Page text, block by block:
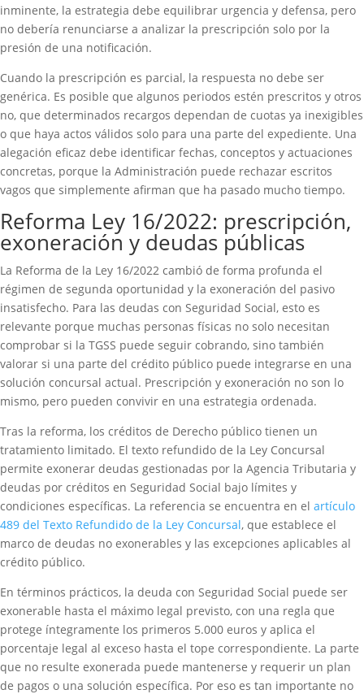
inminente, la estrategia debe equilibrar urgencia y defensa, pero
no debería renunciarse a analizar la prescripción solo por la
presión de una notificación.
Cuando la prescripción es parcial, la respuesta no debe ser
genérica. Es posible que algunos periodos estén prescritos y otros
no, que determinados recargos dependan de cuotas ya inexigibles
o que haya actos válidos solo para una parte del expediente. Una
alegación eficaz debe identificar fechas, conceptos y actuaciones
concretas, porque la Administración puede rechazar escritos
vagos que simplemente afirman que ha pasado mucho tiempo.
Reforma Ley 16/2022: prescripción,
exoneración y deudas públicas
La Reforma de la Ley 16/2022 cambió de forma profunda el
régimen de segunda oportunidad y la exoneración del pasivo
insatisfecho. Para las deudas con Seguridad Social, esto es
relevante porque muchas personas físicas no solo necesitan
comprobar si la TGSS puede seguir cobrando, sino también
valorar si una parte del crédito público puede integrarse en una
solución concursal actual. Prescripción y exoneración no son lo
mismo, pero pueden convivir en una estrategia ordenada.
Tras la reforma, los créditos de Derecho público tienen un
tratamiento limitado. El texto refundido de la Ley Concursal
permite exonerar deudas gestionadas por la Agencia Tributaria y
deudas por créditos en Seguridad Social bajo límites y
condiciones específicas. La referencia se encuentra en el artículo
489 del Texto Refundido de la Ley Concursal, que establece el
marco de deudas no exonerables y las excepciones aplicables al
crédito público.
En términos prácticos, la deuda con Seguridad Social puede ser
exonerable hasta el máximo legal previsto, con una regla que
protege íntegramente los primeros 5.000 euros y aplica el
porcentaje legal al exceso hasta el tope correspondiente. La parte
que no resulte exonerada puede mantenerse y requerir un plan
de pagos o una solución específica. Por eso es tan importante no